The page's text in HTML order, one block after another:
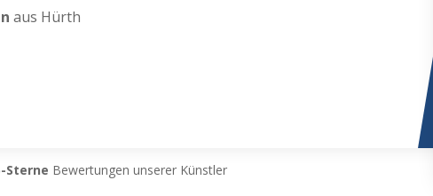
aus Hürth
Sterne Bewertungen unserer Künstler